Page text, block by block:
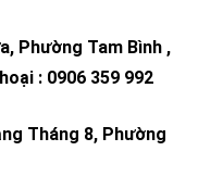
Phường Tam Bình ,
: 0906 359 992
Tháng 8, Phường